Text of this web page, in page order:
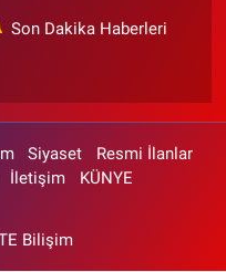
Son Dakika Haberleri
Siyaset
Resmi İlanlar
İletişim KÜNYE
Bilişim